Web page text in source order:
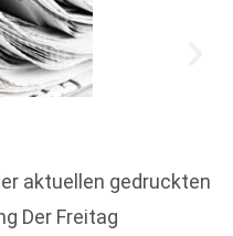
aktuellen gedruckten
Der Freitag